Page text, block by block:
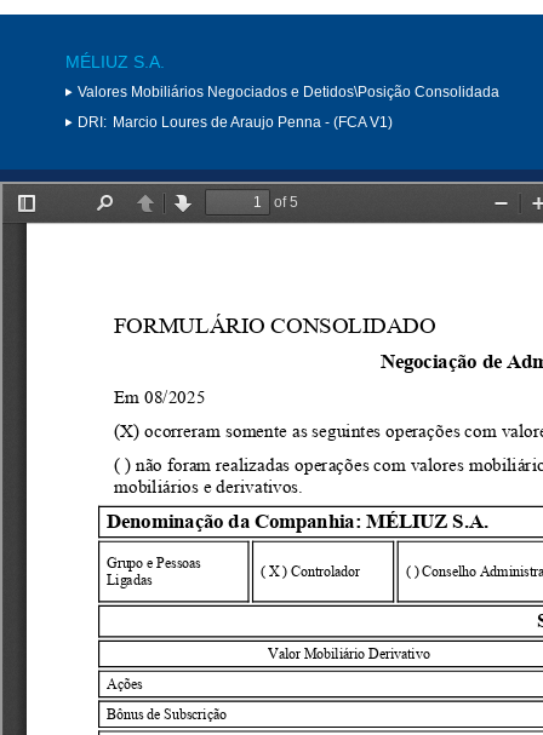
MÉLIUZ S.A.
Valores Mobiliários Negociados e Detidos\Posição Consolidada
DRI: Marcio Loures de Araujo Penna - (FCA V1)